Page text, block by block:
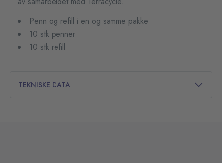
Penn og refill i en og samme pakke
10 stk penner
10 stk refill
TEKNISKE DATA